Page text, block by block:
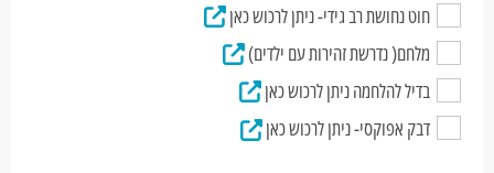
חוט נחושת רב גידי- ניתן לרכוש כאן
מלחם( נדרשת זהירות עם ילדים)
בדיל להלחמה ניתן לרכוש כאן
דבק אפוקסי- ניתן לרכוש כאן